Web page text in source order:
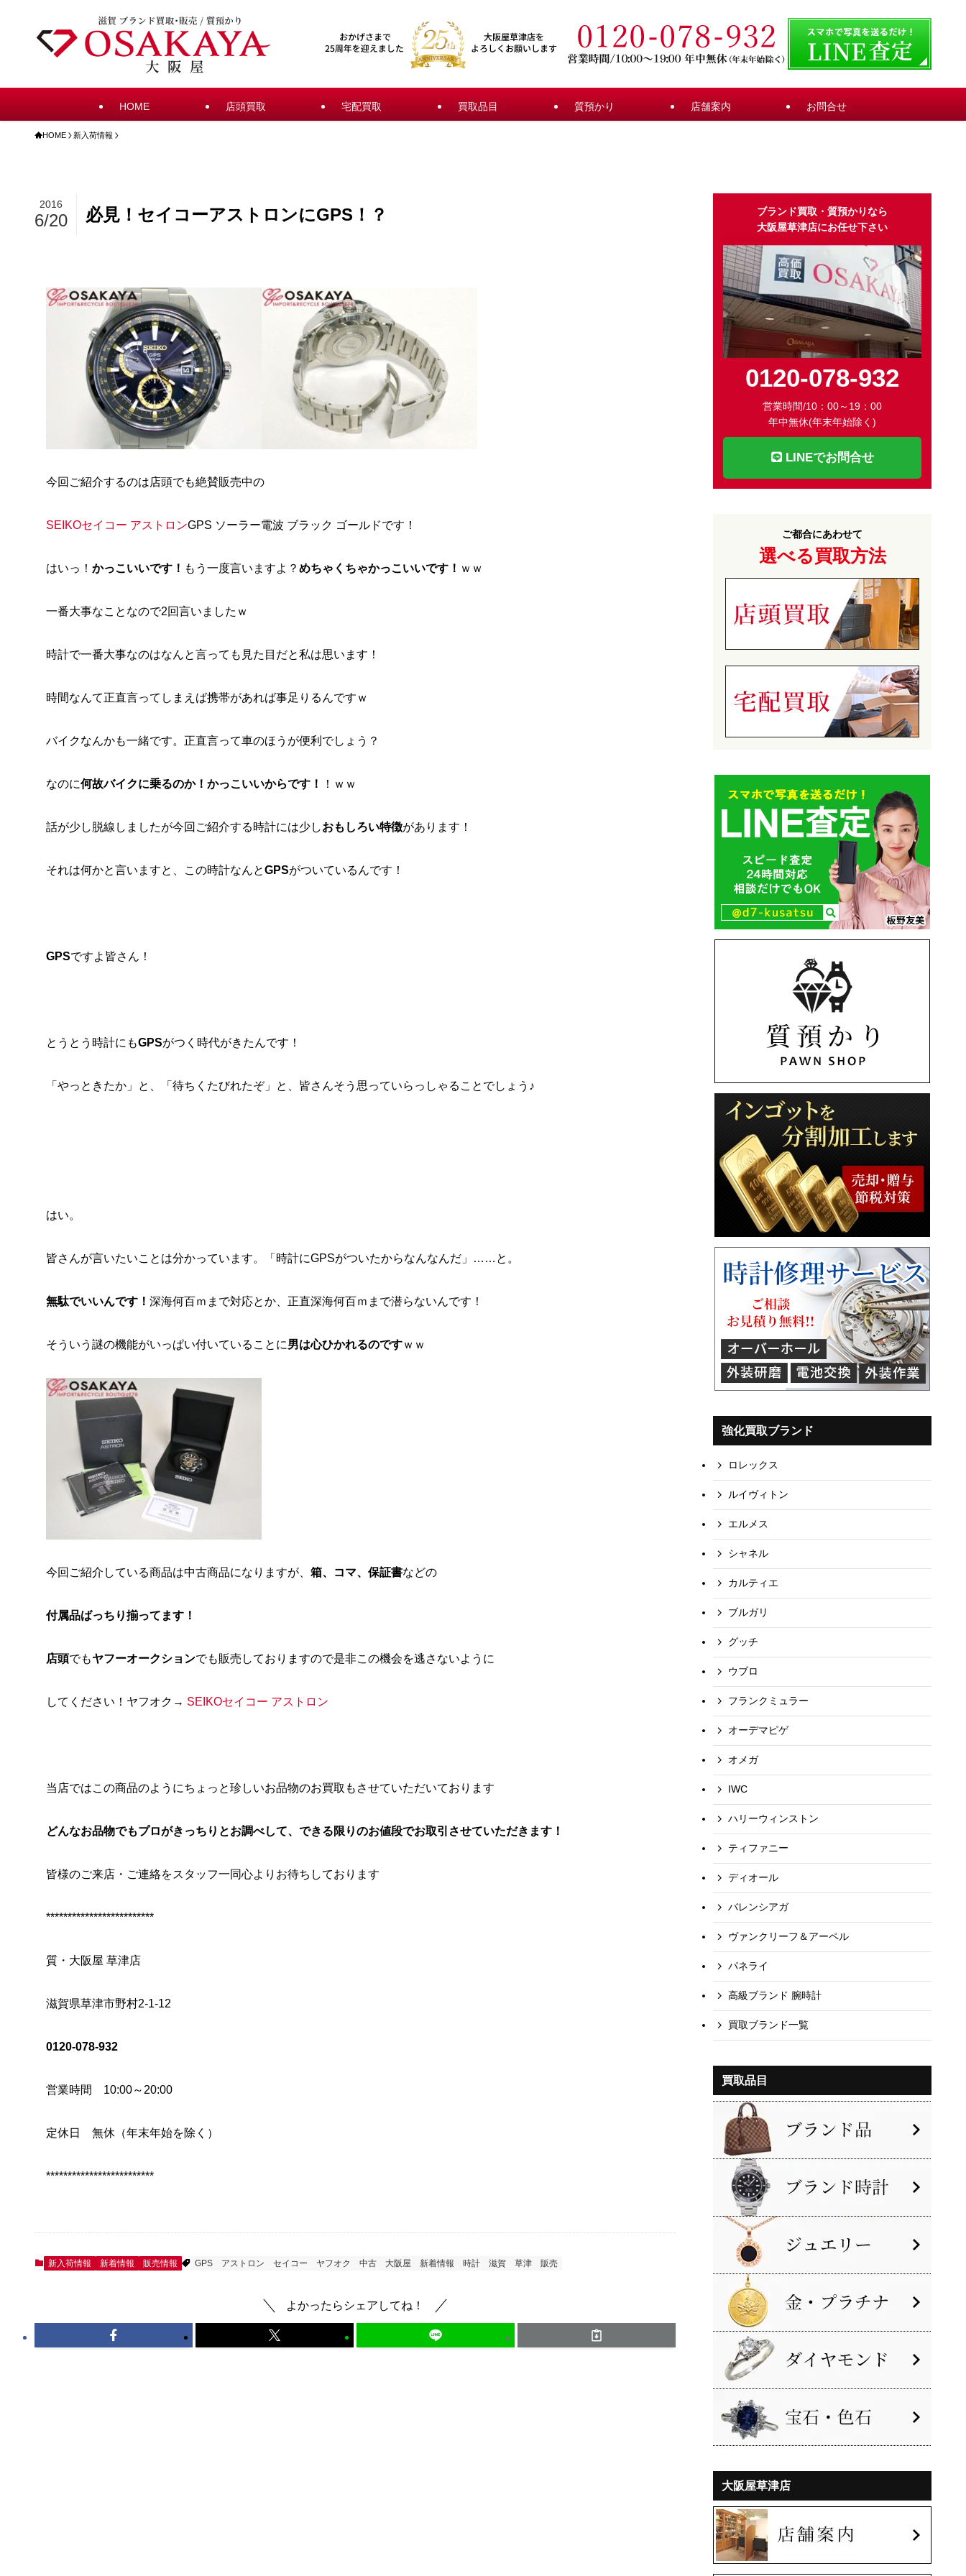
HOME 店頭買取 宅配買取 買取品目 質預かり 店舗案内 お問合せ
HOME 新入荷情報
必見！セイコーアストロンにGPS！？
2016
6/20
今回ご紹介するのは店頭でも絶賛販売中の
SEIKOセイコー アストロンGPS ソーラー電波 ブラック ゴールドです！
はいっ！ かっこいいです！ もう一度言いますよ？ めちゃくちゃかっこいいです！ ｗｗ
一番大事なことなので2回言いましたｗ
時計で一番大事なのはなんと言っても見た目だと私は思います！
時間なんて正直言ってしまえば携帯があれば事足りるんですｗ
バイクなんかも一緒です。正直言って車のほうが便利でしょう？
なのに何故バイクに乗るのか！かっこいいからです！ ！ｗｗ
話が少し脱線しましたが今回ご紹介する時計には少しおもしろい特徴があります！
それは何かと言いますと、この時計なんとGPSがついているんです！
GPSですよ皆さん！
とうとう時計にもGPSがつく時代がきたんです！
「やっときたか」と、「待ちくたびれたぞ」と、皆さんそう思っていらっしゃることでしょう♪
はい。
皆さんが言いたいことは分かっています。「時計にGPSがついたからなんなんだ」……と。
無駄でいいんです！ 深海何百ｍまで対応とか、正直深海何百ｍまで潜らないんです！
そういう謎の機能がいっぱい付いていることに男は心ひかれるのですｗｗ
今回ご紹介している商品は中古商品になりますが、 箱、コマ、保証書などの
付属品ばっちり揃ってます！
店頭でもヤフーオークションでも販売しておりますので是非この機会を逃さないように
してください！ヤフオク→ SEIKOセイコー アストロン
当店ではこの商品のようにちょっと珍しいお品物のお買取もさせていただいております
どんなお品物でもプロがきっちりとお調べして、できる限りのお値段でお取引させていただきます！
皆様のご来店・ご連絡をスタッフ一同心よりお待ちしております
*************************
質・大阪屋 草津店
滋賀県草津市野村2-1-12
0120-078-932
営業時間 10:00～20:00
定休日 無休（年末年始を除く）
*************************
新入荷情報 新着情報 販売情報 GPS アストロン セイコー ヤフオク 中古 大阪屋 新着情報 時計 滋賀 草津 販売
よかったらシェアしてね！
ブランド買取・質預かりなら
大阪屋草津店にお任せ下さい
0120-078-932
営業時間/10：00～19：00
年中無休(年末年始除く)
LINEでお問合せ
ご都合にあわせて
選べる買取方法
強化買取ブランド
ロレックス
ルイヴィトン
エルメス
シャネル
カルティエ
ブルガリ
グッチ
ウブロ
フランクミュラー
オーデマピゲ
オメガ
IWC
ハリーウィンストン
ティファニー
ディオール
バレンシアガ
ヴァンクリーフ＆アーペル
パネライ
高級ブランド 腕時計
買取ブランド一覧
買取品目
大阪屋草津店